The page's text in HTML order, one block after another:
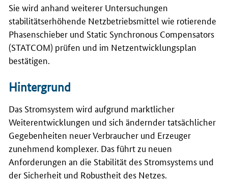
Sie wird anhand weiterer Untersuchungen
stabilitätserhöhende Netzbetriebsmittel wie rotierende
Phasenschieber und Static Synchronous Compensators
(STATCOM) prüfen und im Netzentwicklungsplan
bestätigen.
Hintergrund
Das Stromsystem wird aufgrund marktlicher
Weiterentwicklungen und sich ändernder tatsächlicher
Gegebenheiten neuer Verbraucher und Erzeuger
zunehmend komplexer. Das führt zu neuen
Anforderungen an die Stabilität des Stromsystems und
der Sicherheit und Robustheit des Netzes.